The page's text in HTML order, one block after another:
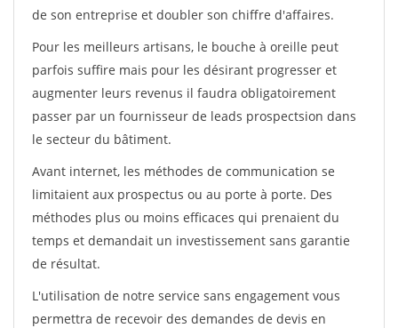
de son entreprise et doubler son chiffre d'affaires.
Pour les meilleurs artisans, le bouche à oreille peut
parfois suffire mais pour les désirant progresser et
augmenter leurs revenus il faudra obligatoirement
passer par un fournisseur de leads prospectsion dans
le secteur du bâtiment.
Avant internet, les méthodes de communication se
limitaient aux prospectus ou au porte à porte. Des
méthodes plus ou moins efficaces qui prenaient du
temps et demandait un investissement sans garantie
de résultat.
L'utilisation de notre service sans engagement vous
permettra de recevoir des demandes de devis en